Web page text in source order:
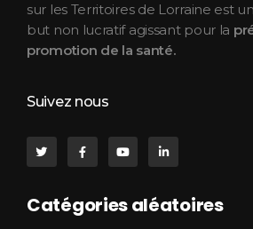
sur les Territoires de Lorraine est
but non lucratif agissant pour la
promotion de la santé.
Suivez nous
Catégories aléatoires